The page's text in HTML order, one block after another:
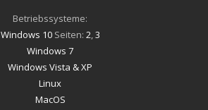
Betriebssysteme:
Windows 10Seiten: 2 3
Windows 7
Windows Vista & XP
Linux
MacOS